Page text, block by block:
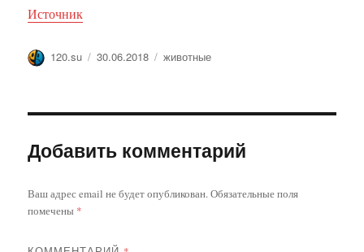
Источник
Автор
120.su Опубликовано
30.06.2018 Метки
животные
Добавить комментарий
Ваш адрес email не будет опубликован. Обязательные поля
помечены *